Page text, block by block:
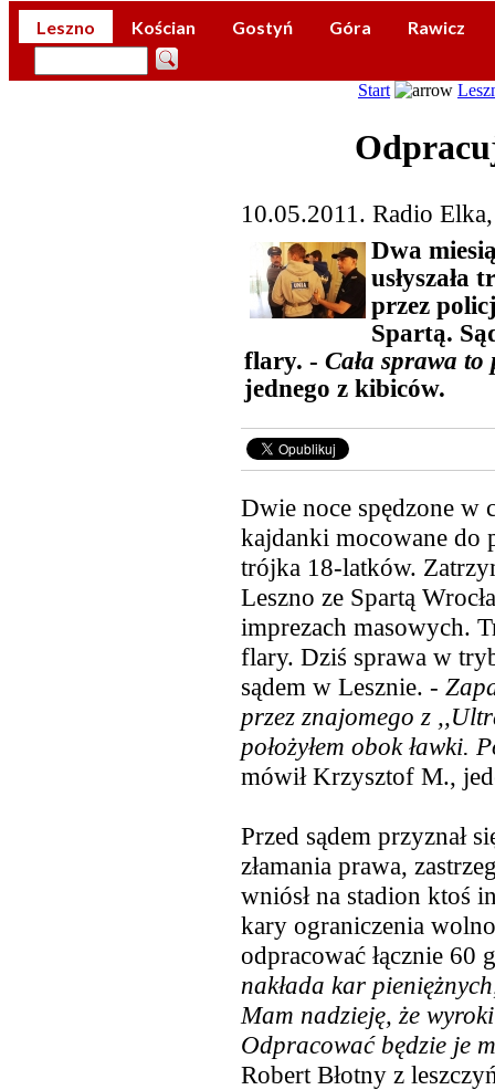
Leszno Kościan Gostyń Góra Rawicz
Start
10.05.2011. Radio
Dwa
przez
Spartą.
flary. - Cała sprawa
jednego z kibiców.
Dwie noce spędzone w
kajdanki mocowane do
trójka 18-latków.
Leszno ze Spartą
imprezach masowych.
flary. Dziś sprawa w
sądem w Lesznie. -
przez znajomego z
położyłem obok ławki.
mówił Krzysztof M.,
Przed sądem przyznał
złamania prawa,
wniósł na stadion ktoś
kary ograniczenia
odpracować łącznie 60
nakłada kar
Mam nadzieję, że
Odpracować będzie je
Robert Błotny z